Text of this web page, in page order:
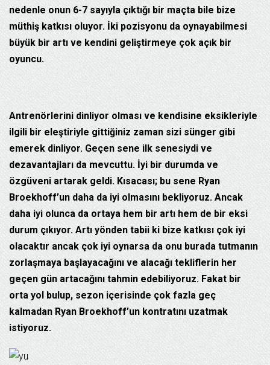
nedenle onun 6-7 sayıyla çıktığı bir maçta bile bize
müthiş katkısı oluyor. İki pozisyonu da oynayabilmesi
büyük bir artı ve kendini geliştirmeye çok açık bir
oyuncu.
Antrenörlerini dinliyor olması ve kendisine eksikleriyle
ilgili bir eleştiriyle gittiğiniz zaman sizi sünger gibi
emerek dinliyor. Geçen sene ilk senesiydi ve
dezavantajları da mevcuttu. İyi bir durumda ve
özgüveni artarak geldi. Kısacası; bu sene Ryan
Broekhoff’un daha da iyi olmasını bekliyoruz. Ancak
daha iyi olunca da ortaya hem bir artı hem de bir eksi
durum çıkıyor. Artı yönden tabii ki bize katkısı çok iyi
olacaktır ancak çok iyi oynarsa da onu burada tutmanın
zorlaşmaya başlayacağını ve alacağı tekliflerin her
geçen gün artacağını tahmin edebiliyoruz. Fakat bir
orta yol bulup, sezon içerisinde çok fazla geç
kalmadan Ryan Broekhoff’un kontratını uzatmak
istiyoruz.